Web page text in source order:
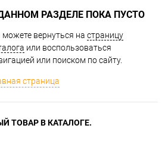
РАЗДЕЛЕ ПОКА ПУСТО
вернуться на страницу
или воспользоваться
или поиском по сайту.
страница
ТОВАР В КАТАЛОГЕ.